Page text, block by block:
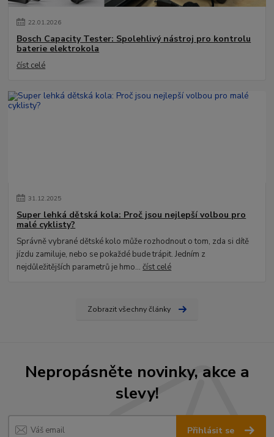
22.01.2026
Bosch Capacity Tester: Spolehlivý nástroj pro kontrolu
baterie elektrokola
číst celé
31.12.2025
Super lehká dětská kola: Proč jsou nejlepší volbou pro
malé cyklisty?
Správně vybrané dětské kolo může rozhodnout o tom, zda si dítě
jízdu zamiluje, nebo se pokaždé bude trápit. Jedním z
nejdůležitějších parametrů je hmo...číst celé
Zobrazit všechny články
Nepropásněte novinky, akce a
slevy!
Přihlásit se